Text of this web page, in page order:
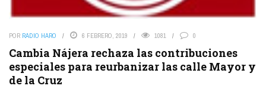
POR RADIO HARO 6 FEBRERO, 2019 1081 0
Cambia Nájera rechaza las contribuciones
especiales para reurbanizar las calle Mayor y
de la Cruz